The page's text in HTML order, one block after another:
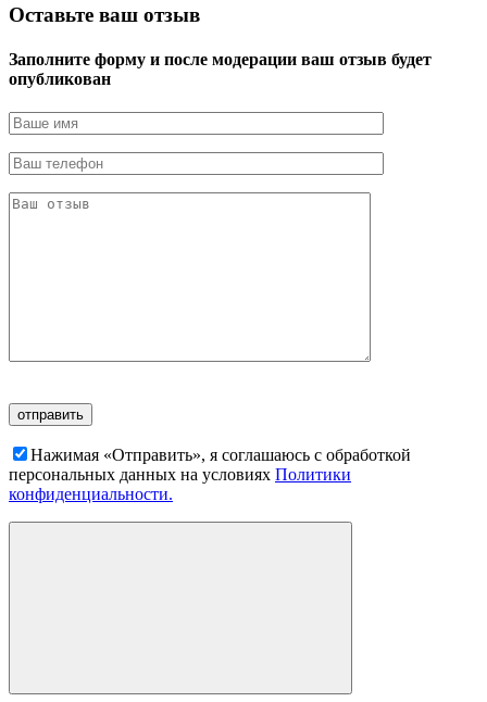
Оставьте ваш отзыв
Заполните форму и после модерации ваш отзыв будет
опубликован
Нажимая «Отправить», я соглашаюсь c обработкой
персональных данных на условиях Политики
конфиденциальности.